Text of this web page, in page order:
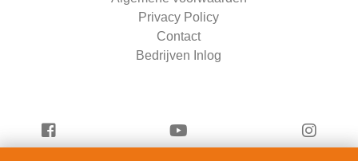
Privacy Policy
Contact
Bedrijven Inlog